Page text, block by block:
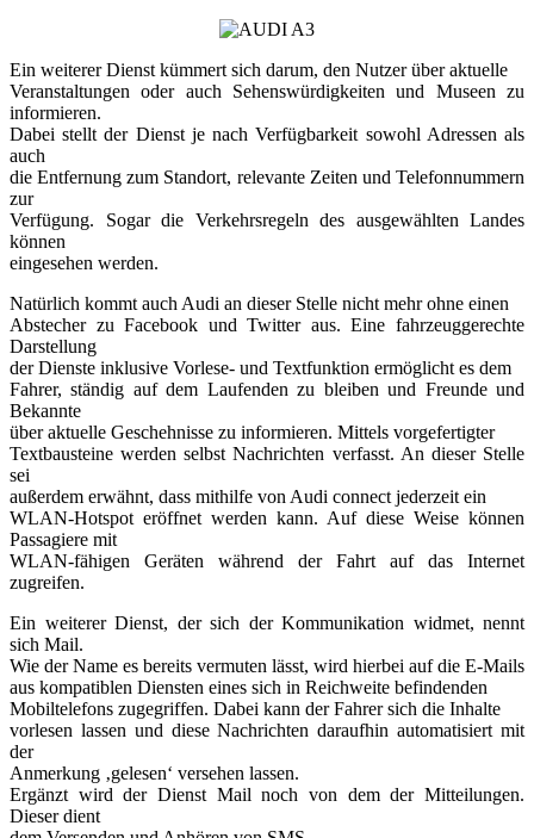
Ein weiterer Dienst kümmert sich darum, den Nutzer über aktuelle
Veranstaltungen oder auch Sehenswürdigkeiten und Museen zu
informieren.
Dabei stellt der Dienst je nach Verfügbarkeit sowohl Adressen als
auch
die Entfernung zum Standort, relevante Zeiten und Telefonnummern
zur
Verfügung. Sogar die Verkehrsregeln des ausgewählten Landes
können
eingesehen werden.
Natürlich kommt auch Audi an dieser Stelle nicht mehr ohne einen
Abstecher zu Facebook und Twitter aus. Eine fahrzeuggerechte
Darstellung
der Dienste inklusive Vorlese- und Textfunktion ermöglicht es dem
Fahrer, ständig auf dem Laufenden zu bleiben und Freunde und
Bekannte
über aktuelle Geschehnisse zu informieren. Mittels vorgefertigter
Textbausteine werden selbst Nachrichten verfasst. An dieser Stelle
sei
außerdem erwähnt, dass mithilfe von Audi connect jederzeit ein
WLAN-Hotspot eröffnet werden kann. Auf diese Weise können
Passagiere mit
WLAN-fähigen Geräten während der Fahrt auf das Internet
zugreifen.
Ein weiterer Dienst, der sich der Kommunikation widmet, nennt
sich Mail.
Wie der Name es bereits vermuten lässt, wird hierbei auf die E-Mails
aus kompatiblen Diensten eines sich in Reichweite befindenden
Mobiltelefons zugegriffen. Dabei kann der Fahrer sich die Inhalte
vorlesen lassen und diese Nachrichten daraufhin automatisiert mit
der
Anmerkung ‚gelesen‘ versehen lassen.
Ergänzt wird der Dienst Mail noch von dem der Mitteilungen.
Dieser dient